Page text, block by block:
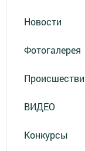
Новости
Фотогалерея
ВИДЕО
Конкурсы